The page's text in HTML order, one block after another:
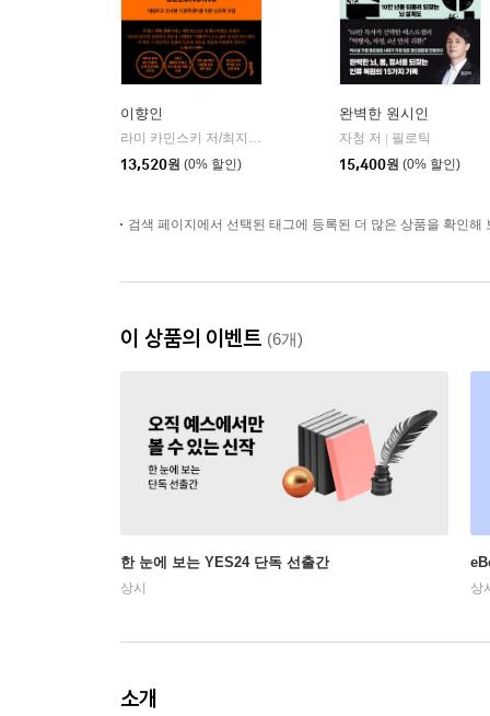
이향인
21세기북스
13,520원 (0% 할인)
완벽한 원시인
자청 저 | 필로틱
15,400원 (0% 할인)
검색 페이지에서 선택된 태그에 등록된 더 많은 상품을 확인해
이 상품의 이벤트 (6개)
한 눈에 보는 YES24 단독 선출간
상시 상
소개